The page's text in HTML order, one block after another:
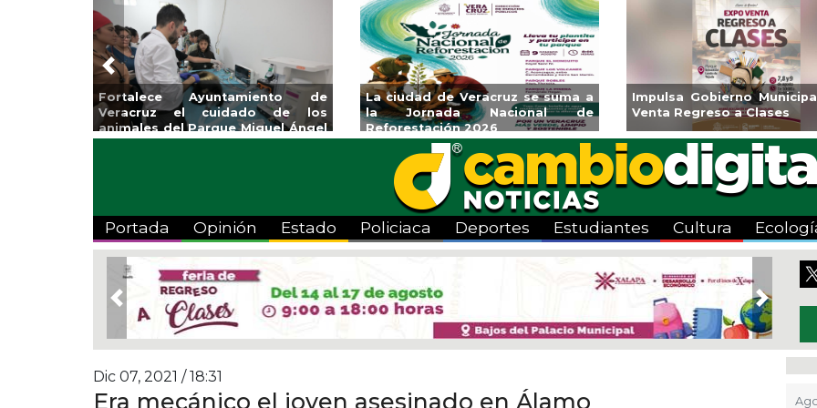
de
de los
Miguel Ángel
La ciudad de Veracruz se suma a
la Jornada Nacional de
Reforestación 2026
Impulsa Gobierno Municipal Expo
Venta Regreso a Clases
Reabrirá
Alberca
Centro
Previous
Portada Opinión Estado Policiaca Deportes Estudiantes Cultura
Previous Next
Dic 07, 2021 / 18:31
Era mecánico el joven asesinado en Álamo